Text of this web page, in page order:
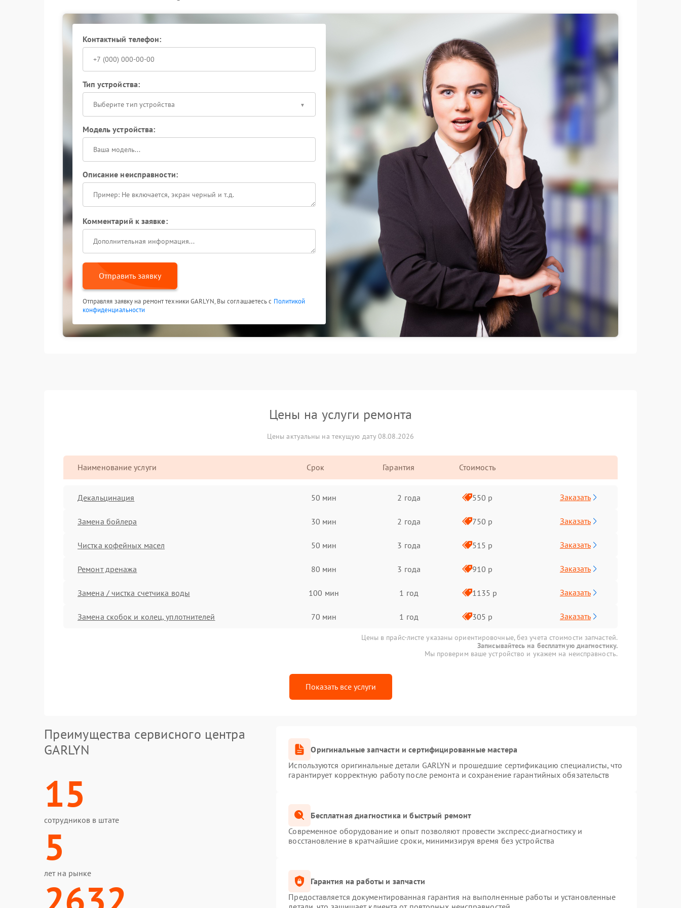
настройка рабочих параметров;
контрольный запуск с сохранением выбранных значений.
Когда за дело берутся эксперты FIX-GARLYN, владелец получает понятное объяснение
неисправности и результат, который можно оценить сразу после запуска. Исправная кофемашина
снова запоминает заданные параметры и работает стабильно в ежедневном режиме.
Контактный телефон:
Тип устройства:
Выберите тип устройства
Модель устройства:
Описание неисправности:
Комментарий к заявке:
Отправить заявку
Отправляя заявку на ремонт техники GARLYN, Вы соглашаетесь с Политикой
конфиденциальности
Цены на услуги ремонта
Цены актуальны на текущую дату 08.08.2026
Наименование услуги Срок Гарантия Стоимость
Декальцинация 50 мин 2 года 550 р Заказать
Замена бойлера 30 мин 2 года 750 р Заказать
Чистка кофейных масел 50 мин 3 года 515 р Заказать
Ремонт дренажа 80 мин 3 года 910 р Заказать
Замена / чистка счетчика воды 100 мин 1 год 1135 р Заказать
Замена скобок и колец, уплотнителей 70 мин 1 год 305 р Заказать
Цены в прайс-листе указаны ориентировочные, без учета стоимости запчастей.
Записывайтесь на бесплатную диагностику.
Мы проверим ваше устройство и укажем на неисправность.
Показать все услуги
Преимущества сервисного центра
GARLYN
15
сотрудников в штате
5
лет на рынке
Оригинальные запчасти и сертифицированные мастера
Используются оригинальные детали GARLYN и прошедшие сертификацию специалисты, что
гарантирует корректную работу после ремонта и сохранение гарантийных обязательств
Бесплатная диагностика и быстрый ремонт
Современное оборудование и опыт позволяют провести экспресс-диагностику и
восстановление в кратчайшие сроки, минимизируя время без устройства
Гарантия на работы и запчасти
Предоставляется документированная гарантия на выполненные работы и установленные